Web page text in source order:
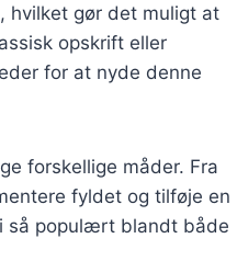
hvilket gør det muligt at
opskrift eller
for at nyde denne
forskellige måder. Fra
fyldet og tilføje en
så populært blandt både